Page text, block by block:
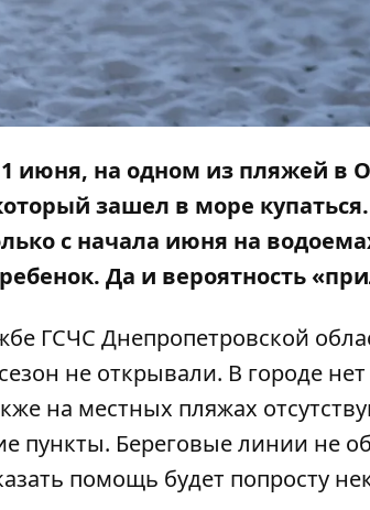
июня, на одном из пляжей в
зашел в море
с начала июня на
Да и вероятность
ГСЧС Днепропетровской
не открывали. В городе
на местных пляжах
пункты. Береговые линии не
помощь будет попросту